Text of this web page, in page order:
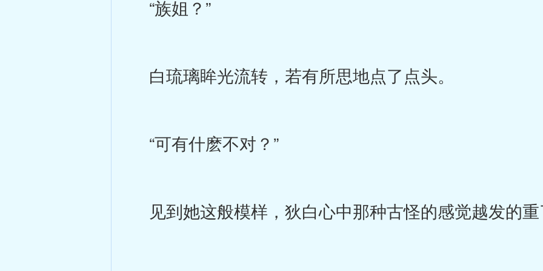
“族姐？”
白琉璃眸光流转，若有所思地点了点头。
“可有什麽不对？”
见到她这般模样，狄白心中那种古怪的感觉越发的